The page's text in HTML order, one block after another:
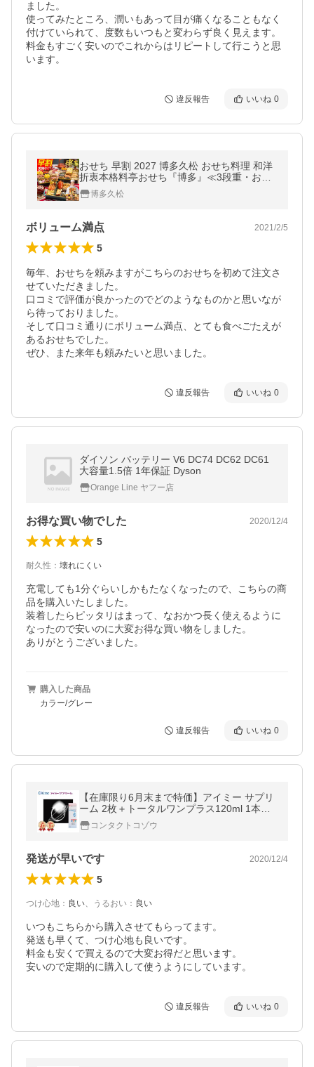
ました。
使ってみたところ、潤いもあって目が痛くなることもなく
付けていられて、度数もいつもと変わらず良く見えます。
料金もすごく安いのでこれからはリピートして行こうと思
います。
違反報告 いいね 0
おせち 早割 2027 博多久松 おせち料理 和洋
折衷本格料亭おせち『博多』≪3段重・おせ
ち全50品・4〜5人前≫【送料無料】特典 4人
前 5人前 2026
博多久松
ボリューム満点 2021/2/5
5
毎年、おせちを頼みますがこちらのおせちを初めて注文さ
せていただきました。
口コミで評価が良かったのでどのようなものかと思いなが
ら待っておりました。
そして口コミ通りにボリューム満点、とても食べごたえが
あるおせちでした。
ぜひ、また来年も頼みたいと思いました。
違反報告 いいね 0
ダイソン バッテリー V6 DC74 DC62 DC61
大容量1.5倍 1年保証 Dyson
Orange Line ヤフー店
お得な買い物でした 2020/12/4
5
耐久性 ： 壊れにくい
充電しても1分ぐらいしかもたなくなったので、こちらの商
品を購入いたしました。
装着したらピッタリはまって、なおかつ長く使えるように
なったので安いのに大変お得な買い物をしました。
ありがとうございました。
購入した商品
カラー/グレー
違反報告 いいね 0
【在庫限り6月末まで特価】アイミー サプリ
ーム 2枚＋トータルワンプラス120ml 1本セ
ット コンタクト レンズ ハードレンズ 20400
BZZ00342000
コンタクトコゾウ
発送が早いです 2020/12/4
5
つけ心地 ： 良い、 うるおい ： 良い
いつもこちらから購入させてもらってます。
発送も早くて、つけ心地も良いです。
料金も安くで買えるので大変お得だと思います。
安いので定期的に購入して使うようにしています。
違反報告 いいね 0